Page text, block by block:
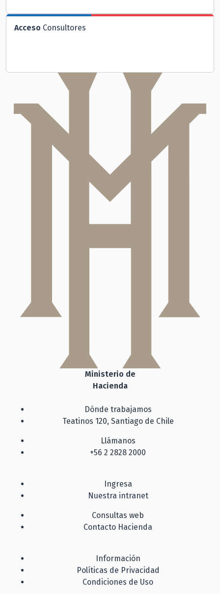
Acceso Consultores
Ministerio de
Hacienda
Dónde trabajamos
Teatinos 120, Santiago de Chile
Llámanos
+56 2 2828 2000
Ingresa
Nuestra intranet
Consultas web
Contacto Hacienda
Información
Políticas de Privacidad
Condiciones de Uso